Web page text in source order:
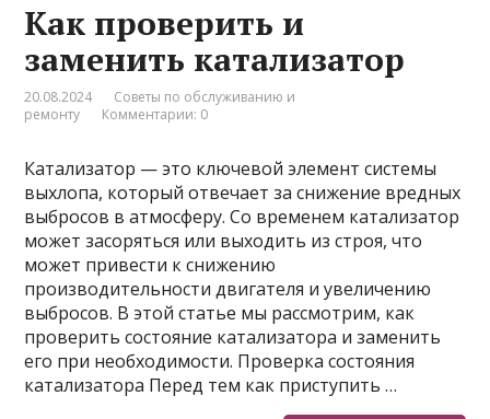
Как проверить и
заменить катализатор
20.08.2024
Советы по обслуживанию и
ремонту
Комментарии: 0
Катализатор — это ключевой элемент системы
выхлопа, который отвечает за снижение вредных
выбросов в атмосферу. Со временем катализатор
может засоряться или выходить из строя, что
может привести к снижению
производительности двигателя и увеличению
выбросов. В этой статье мы рассмотрим, как
проверить состояние катализатора и заменить
его при необходимости. Проверка состояния
катализатора Перед тем как приступить …